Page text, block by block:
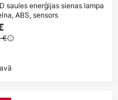
saules enerģijas sienas lampa
ABS, sensors
€